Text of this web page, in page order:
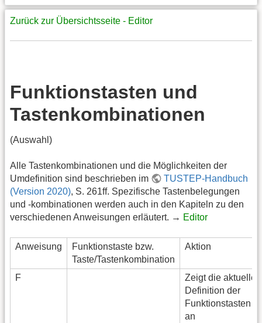
Zurück zur Übersichtsseite - Editor
Funktionstasten und
Tastenkombinationen
(Auswahl)
Alle Tastenkombinationen und die Möglichkeiten der
Umdefinition sind beschrieben im
TUSTEP-Handbuch
(Version 2020), S. 261ff. Spezifische Tastenbelegungen
und -kombinationen werden auch in den Kapiteln zu den
verschiedenen Anweisungen erläutert. → Editor
Anweisung
Funktionstaste bzw.
Taste/Tastenkombination
Aktion
F
Zeigt die aktuelle
Definition der
Funktionstasten
an